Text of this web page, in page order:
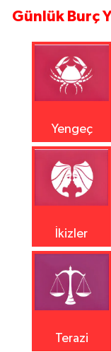
Günlük Burç
Yengeç
İkizler
Terazi